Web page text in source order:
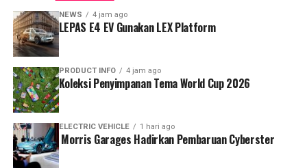
NEWS 4 jam ago
LEPAS E4 EV Gunakan LEX Platform
PRODUCT INFO 4 jam ago
Koleksi Penyimpanan Tema World Cup 2026
ELECTRIC VEHICLE 1 hari ago
Morris Garages Hadirkan Pembaruan Cyberster